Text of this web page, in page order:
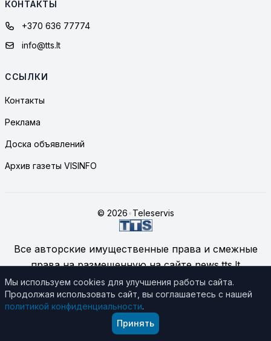
КОНТАКТЫ
+370 636 77774
info@tts.lt
ССЫЛКИ
Контакты
Реклама
Доска объявлений
Архив газеты VISINFO
© 2026•Teleservis
Все авторские имущественные права и смежные
права на размещенную на сайте news.tts.lt
информацию принадлежат ЗАО "Telekomunikacinių
technologijų servisas", если не указано иное.
Подробнее об использовании материалов сайта
Мы используем cookies для улучшения работы сайта.
Продолжая использовать сайт, вы соглашаетесь с нашей
политикой конфиденциальности.
Принять